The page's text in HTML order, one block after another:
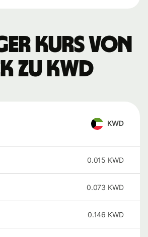
Kurs von
zu KWD
KWD
0.015 KWD
0.073 KWD
0.146 KWD